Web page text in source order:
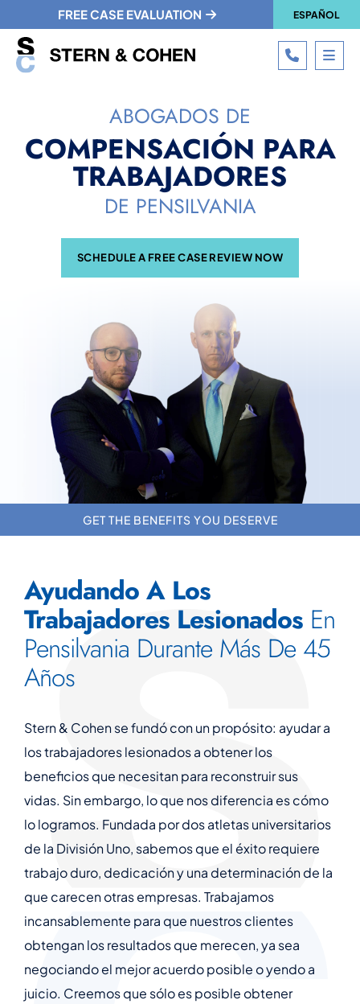
FREE CASE EVALUATION ESPAÑOL
CALL
ABOGADOS DE
COMPENSACIÓN PARA
TRABAJADORES
DE PENSILVANIA
SCHEDULE A FREE CASE REVIEW NOW
GET THE BENEFITS YOU DESERVE
Ayudando A Los
Trabajadores Lesionados En
Pensilvania Durante Más De 45
Años
Stern & Cohen se fundó con un propósito: ayudar a
los trabajadores lesionados a obtener los
beneficios que necesitan para reconstruir sus
vidas. Sin embargo, lo que nos diferencia es cómo
lo logramos. Fundada por dos atletas universitarios
de la División Uno, sabemos que el éxito requiere
trabajo duro, dedicación y una determinación de la
que carecen otras empresas. Trabajamos
incansablemente para que nuestros clientes
obtengan los resultados que merecen, ya sea
negociando el mejor acuerdo posible o yendo a
juicio. Creemos que sólo es posible obtener